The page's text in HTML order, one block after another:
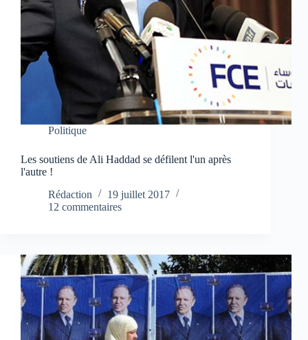
Politique
Les soutiens de Ali Haddad se défilent l'un après
l'autre !
Rédaction
19 juillet 2017
12 commentaires